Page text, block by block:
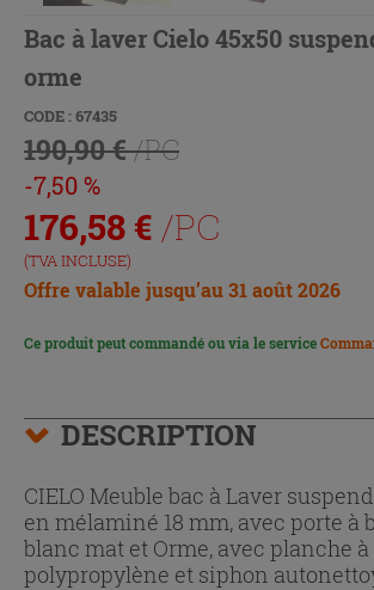
Bac à laver Cielo 45x50
orme
CODE : 67435
190,90 €/PC
-7,50 %
176,58 € /PC
(TVA INCLUSE)
Offre valable jusqu’au 31 août 2026
Ce produit peut commandé ou via le service
DESCRIPTION
CIELO Meuble bac à Laver
en mélaminé 18 mm, avec porte à
blanc mat et Orme, avec planche
polypropylène et siphon